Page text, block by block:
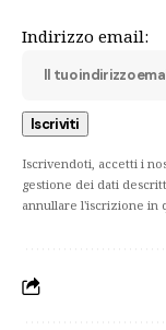
Indirizzo email:
Iscrivendoti, accetti i
gestione dei dati
annullare l'iscrizione in